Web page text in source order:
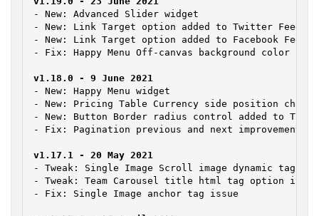
- New: Advanced Slider widget
- New: Link Target option added to Twitter Feed
- New: Link Target option added to Facebook Feed
- Fix: Happy Menu Off-canvas background color
- New: Happy Menu widget
- New: Pricing Table Currency side position
- New: Button Border radius control added to
- Fix: Pagination previous and next improvement
- Tweak: Single Image Scroll image dynamic tag
- Tweak: Team Carousel title html tag option
- Fix: Single Image anchor tag issue